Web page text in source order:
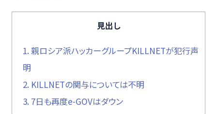
見出し
1. 親ロシア派ハッカーグループKILLNETが犯行声
明
2. KILLNETの関与については不明
3. 7日も再度e-GOVはダウン